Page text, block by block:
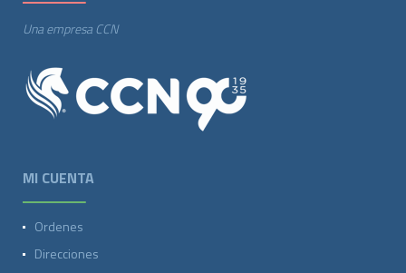
Una empresa CCN
MI CUENTA
Ordenes
Direcciones